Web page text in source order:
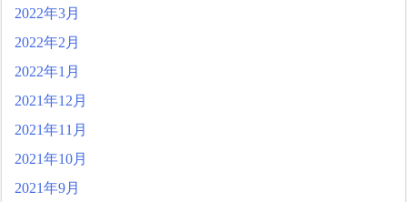
2022年3月
2022年2月
2022年1月
2021年12月
2021年11月
2021年10月
2021年9月